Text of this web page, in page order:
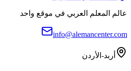
عالم المعلم العربي في موقع واحد
info@alemancenter.com
أربد-الأردن